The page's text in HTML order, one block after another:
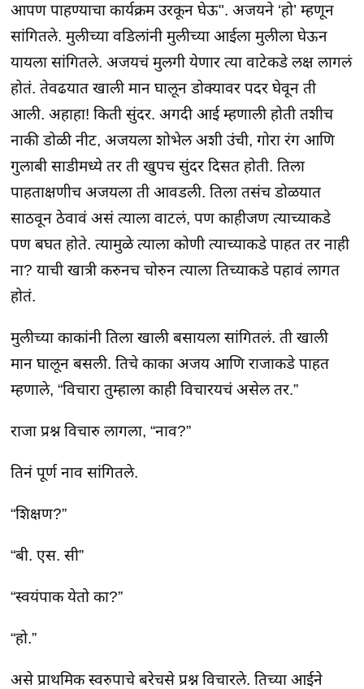
आपण पाहण्याचा कार्यक्रम उरकून घेऊ". अजयने ‘हो’ म्हणून
सांगितले. मुलीच्या वडिलांनी मुलीच्या आईला मुलीला घेऊन
यायला सांगितले. अजयचं मुलगी येणार त्या वाटेकडे लक्ष लागलं
होतं. तेवढयात खाली मान घालून डोक्यावर पदर घेवून ती
आली. अहाहा! किती सुंदर. अगदी आई म्हणाली होती तशीच
नाकी डोळी नीट, अजयला शोभेल अशी उंची, गोरा रंग आणि
गुलाबी साडीमध्ये तर ती खुपच सुंदर दिसत होती. तिला
पाहताक्षणीच अजयला ती आवडली. तिला तसंच डोळयात
साठवून ठेवावं असं त्याला वाटलं, पण काहीजण त्याच्याकडे
पण बघत होते. त्यामुळे त्याला कोणी त्याच्याकडे पाहत तर नाही
ना? याची खात्री करुनच चोरुन त्याला तिच्याकडे पहावं लागत
होतं.
मुलीच्या काकांनी तिला खाली बसायला सांगितलं. ती खाली
मान घालून बसली. तिचे काका अजय आणि राजाकडे पाहत
म्हणाले, “विचारा तुम्हाला काही विचारयचं असेल तर.”
राजा प्रश्न विचारु लागला, “नाव?”
तिनं पूर्ण नाव सांगितले.
“शिक्षण?”
“बी. एस. सी”
“स्वयंपाक येतो का?”
“हो.”
असे प्राथमिक स्वरुपाचे बरेचसे प्रश्न विचारले. तिच्या आईने